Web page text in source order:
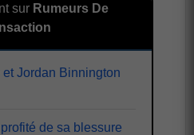
sur Rumeurs De
Jordan Binnington
de sa blessure